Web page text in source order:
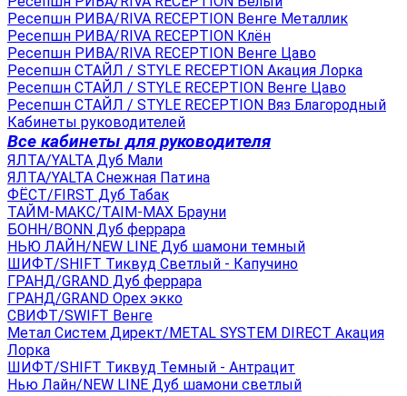
Ресепшн РИВА/RIVA RECEPTION Венге Металлик
Ресепшн РИВА/RIVA RECEPTION Клён
Ресепшн РИВА/RIVA RECEPTION Венге Цаво
Ресепшн СТАЙЛ / STYLE RECEPTION Акация Лорка
Ресепшн СТАЙЛ / STYLE RECEPTION Венге Цаво
Ресепшн СТАЙЛ / STYLE RECEPTION Вяз Благородный
Кабинеты руководителей
Все кабинеты для руководителя
ЯЛТА/YALTA Дуб Мали
ЯЛТА/YALTA Снежная Патина
ФЁСТ/FIRST Дуб Табак
ТАЙМ-МАКС/TAIM-MAX Брауни
БОНН/BONN Дуб феррара
НЬЮ ЛАЙН/NEW LINE Дуб шамони темный
ШИФТ/SHIFT Тиквуд Светлый - Капучино
ГРАНД/GRAND Дуб феррара
ГРАНД/GRAND Орех экко
СВИФТ/SWIFT Венге
Метал Систем Директ/METAL SYSTEM DIRECT Акация
Лорка
ШИФТ/SHIFT Тиквуд Темный - Антрацит
Нью Лайн/NEW LINE Дуб шамони светлый